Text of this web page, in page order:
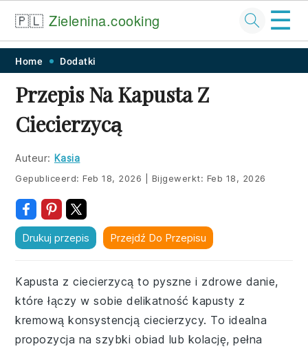
Skip
primary
navigation
Skip
main
content
Skip
primary
sidebar
Skip
footer
🇵🇱 Zielenina.cooking ☰
Home Dodatki
Przepis Na Kapusta Z
Ciecierzycą
Auteur: Kasia
Gepubliceerd:Feb 18, 2026 Bijgewerkt: Feb 18, 2026
Drukuj przepis Przejdź Do Przepisu
Kapusta z ciecierzycą to pyszne i zdrowe danie,
które łączy w sobie delikatność kapusty z
kremową konsystencją ciecierzycy. To idealna
propozycja na szybki obiad lub kolację, pełna